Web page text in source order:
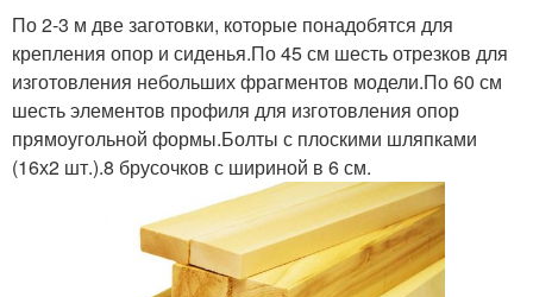
По 2-3 м две заготовки, которые понадобятся для
крепления опор и сиденья.По 45 см шесть отрезков для
изготовления небольших фрагментов модели.По 60 см
шесть элементов профиля для изготовления опор
прямоугольной формы.Болты с плоскими шляпками
(16х2 шт.).8 брусочков с шириной в 6 см.